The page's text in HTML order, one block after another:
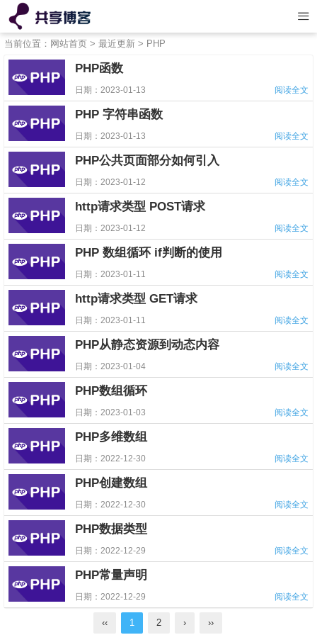
当前位置： 网站首页 > 最近更新 > PHP
PHP函数
阅读全文
日期：2023-01-13
PHP 字符串函数
阅读全文
日期：2023-01-13
PHP公共页面部分如何引入
阅读全文
日期：2023-01-12
http请求类型 POST请求
阅读全文
日期：2023-01-12
PHP 数组循环 if判断的使用
阅读全文
日期：2023-01-11
http请求类型 GET请求
阅读全文
日期：2023-01-11
PHP从静态资源到动态内容
阅读全文
日期：2023-01-04
PHP数组循环
阅读全文
日期：2023-01-03
PHP多维数组
阅读全文
日期：2022-12-30
PHP创建数组
阅读全文
日期：2022-12-30
PHP数据类型
阅读全文
日期：2022-12-29
PHP常量声明
阅读全文
日期：2022-12-29
‹‹ 1 2 › ››